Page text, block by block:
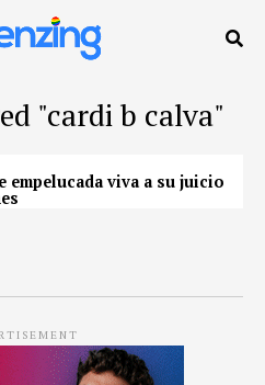
"cardi b calva"
empelucada viva a su juicio